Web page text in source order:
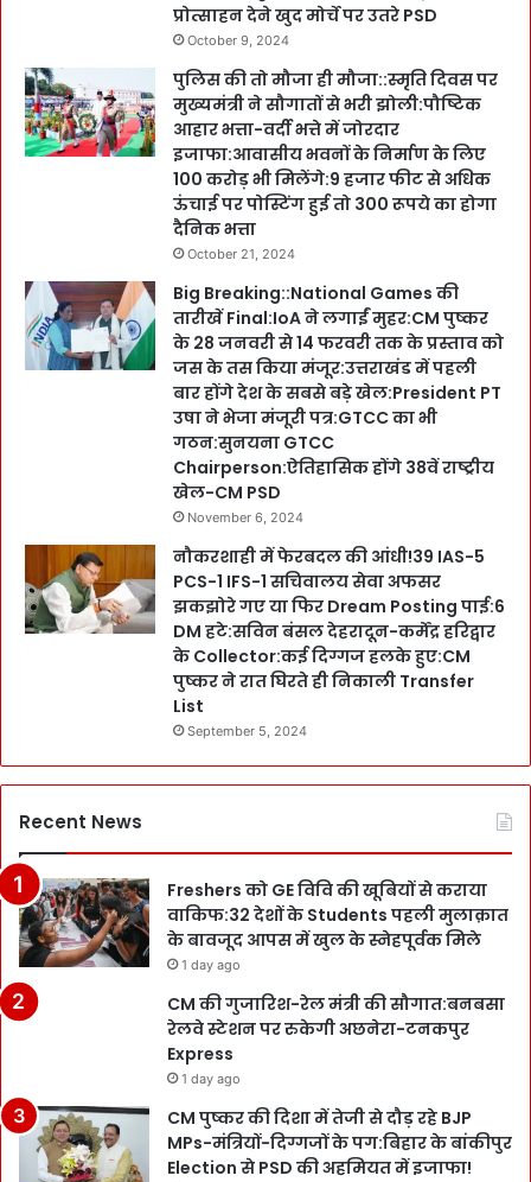
प्रोत्साहन देने खुद मोर्चे पर उतरे PSD
October 9, 2024
पुलिस की तो मौजा ही मौजा::स्मृति दिवस पर
मुख्यमंत्री ने सौगातों से भरी झोली:पौष्टिक
आहार भत्ता-वर्दी भत्ते में जोरदार
इजाफा:आवासीय भवनों के निर्माण के लिए
100 करोड़ भी मिलेंगे:9 हजार फीट से अधिक
ऊंचाई पर पोस्टिंग हुई तो 300 रूपये का होगा
दैनिक भत्ता
October 21, 2024
Big Breaking::National Games की
तारीखें Final:IoA ने लगाईं मुहर:CM पुष्कर
के 28 जनवरी से 14 फरवरी तक के प्रस्ताव को
जस के तस किया मंजूर:उत्तराखंड में पहली
बार होंगे देश के सबसे बड़े खेल:President PT
उषा ने भेजा मंजूरी पत्र:GTCC का भी
गठन:सुनयना GTCC
Chairperson:ऐतिहासिक होंगे 38वें राष्ट्रीय
खेल-CM PSD
November 6, 2024
नौकरशाही में फेरबदल की आंधी!39 IAS-5
PCS-1 IFS-1 सचिवालय सेवा अफसर
झकझोरे गए या फिर Dream Posting पाई:6
DM हटे:सविन बंसल देहरादून-कर्मेंद्र हरिद्वार
के Collector:कई दिग्गज हलके हुए:CM
पुष्कर ने रात घिरते ही निकाली Transfer
List
September 5, 2024
Recent News
Freshers को GE विवि की खूबियों से कराया
वाकिफ:32 देशों के Students पहली मुलाक़ात
के बावजूद आपस में खुल के स्नेहपूर्वक मिले
1 day ago
CM की गुजारिश-रेल मंत्री की सौगात:बनबसा
रेलवे स्टेशन पर रुकेगी अछनेरा-टनकपुर
Express
1 day ago
CM पुष्कर की दिशा में तेजी से दौड़ रहे BJP
MPs-मंत्रियों-दिग्गजों के पग:बिहार के बांकीपुर
Election से PSD की अहमियत में इजाफा!